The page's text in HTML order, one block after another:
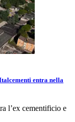
entra nella
l’ex cementificio e